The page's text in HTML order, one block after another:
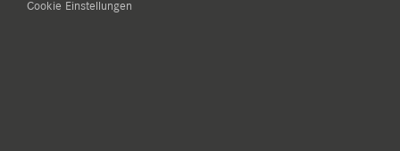
Cookie Einstellungen